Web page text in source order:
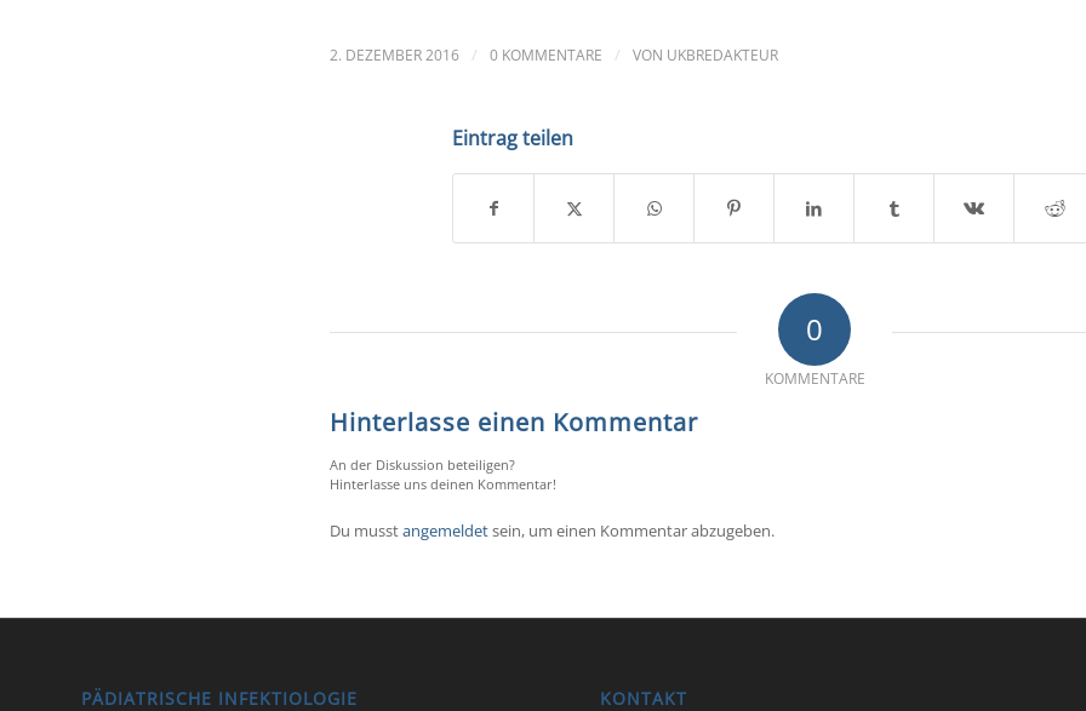
2. DEZEMBER 2016 / 0 KOMMENTARE / VON UKBREDAKTEUR
Eintrag teilen
0
KOMMENTARE
Hinterlasse einen Kommentar
An der Diskussion beteiligen?
Hinterlasse uns deinen Kommentar!
Du musstangemeldetsein, um einen Kommentar abzugeben.
PÄDIATRISCHE INFEKTIOLOGIE KONTAKT